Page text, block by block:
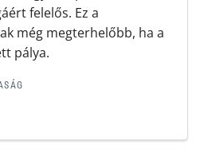
felelős. Ez a
még megterhelőbb, ha a
pálya.